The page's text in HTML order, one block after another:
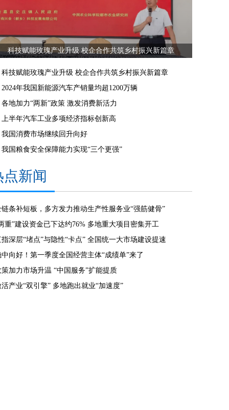
科技赋能玫瑰产业升级 校企合作共筑乡村振兴新篇章
科技赋能玫瑰产业升级 校企合作共筑乡村振兴新篇章
2024年我国新能源汽车产销量均超1200万辆
各地加力“两新”政策 激发消费新活力
上半年汽车工业多项经济指标创新高
我国消费市场继续回升向好
我国粮食安全保障能力实现“三个更强”
点新闻
链条补短板，多方发力推动生产性服务业“强筋健骨”
重”建设资金已下达约76% 多地重大项目密集开工
指深层“堵点”与隐性“卡点” 全国统一大市场建设提速
中向好！第一季度全国经营主体“成绩单”来了
策加力市场升温 “中国服务”扩能提质
活产业“双引擎” 多地跑出就业“加速度”